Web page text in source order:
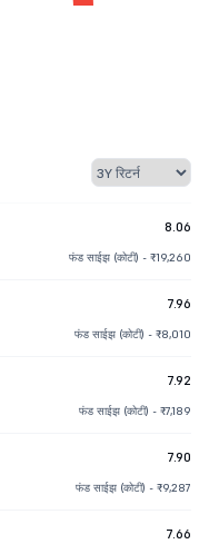
8.06
फंड साईझ (कोटी) - ₹19,260
7.96
फंड साईझ (कोटी) - ₹8,010
7.92
फंड साईझ (कोटी) - ₹7,189
7.90
फंड साईझ (कोटी) - ₹9,287
7.66